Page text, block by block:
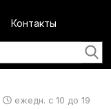
Контакты
ежедн. с 10 до 19